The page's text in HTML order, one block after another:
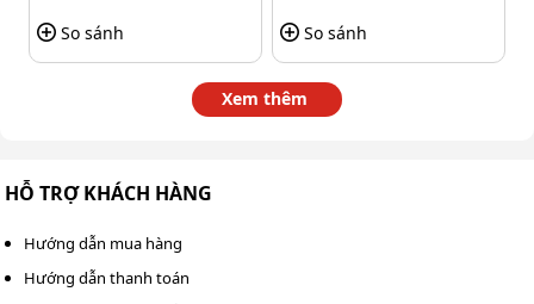
So sánh
So sánh
Xem thêm
HỖ TRỢ KHÁCH HÀNG
Hướng dẫn mua hàng
Hướng dẫn thanh toán